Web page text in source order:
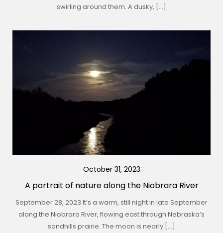
swirling around them. A dusky, […]
October 31, 2023
A portrait of nature along the Niobrara River
September 28, 2023 It’s a warm, still night in late September
along the Niobrara River, flowing east through Nebraska’s
sandhills prairie. The moon is nearly […]